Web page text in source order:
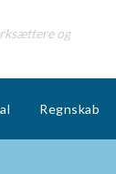
og
Regnskab